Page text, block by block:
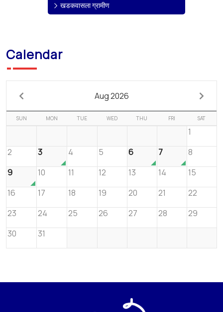
खडकवासला ग्रामीण
Calendar
Aug 2026
SUN MON TUE WED THU FRI SAT
1
2
3 4 5 6 7
8
9
10 11 12 13 14
15
16
17 18 19 20 21
22
23
24 25 26 27 28
29
30
31